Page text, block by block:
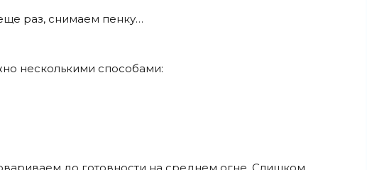
раз, снимаем пенку…
несколькими способами: